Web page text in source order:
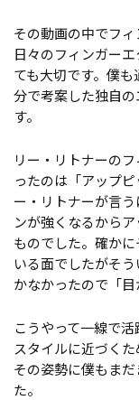
その動画の中でフ
日々のフィンガー
ても大切です。僕
分で考案した独自
す。
リー・リトナーの
ったのは「アップ
ー・リトナーが言
ンが強くなるから
ものでした。確か
いる面でしたがそ
かなかったので「目
こうやって一線で
スタイルに近づく
その姿勢に僕もま
た。